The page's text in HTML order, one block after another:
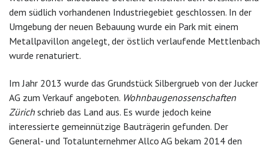
dem südlich vorhandenen Industriegebiet geschlossen. In der
Umgebung der neuen Bebauung wurde ein Park mit einem
Metallpavillon angelegt, der östlich verlaufende Mettlenbach
wurde renaturiert.
Im Jahr 2013 wurde das Grundstück Silbergrueb von der Jucker
AG zum Verkauf angeboten. Wohnbaugenossenschaften
Zürich schrieb das Land aus. Es wurde jedoch keine
interessierte gemeinnützige Bauträgerin gefunden. Der
General- und Totalunternehmer Allco AG bekam 2014 den